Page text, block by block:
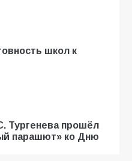
школ к
Тургенева прошёл
парашют» ко Дню